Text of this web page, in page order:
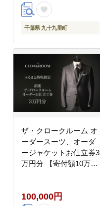
ト チケット 高級 お祝
い 高級スーツ オーダー
メイド 記念日
千葉県 九十九里町
ザ・クロークルーム オ
ーダースーツ、オーダ
ージャケットお仕立券3
万円分 【寄付額10万
服 ビジネス 贈答 ギフ
100,000円